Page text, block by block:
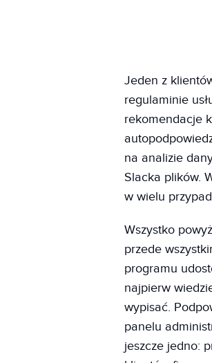
Jeden z
regulaminie
rekomendacje
na analizie
Slacka plików.
w wielu
Wszystko
przede
programu
najpierw
wypisać.
panelu
jeszcze jedno: